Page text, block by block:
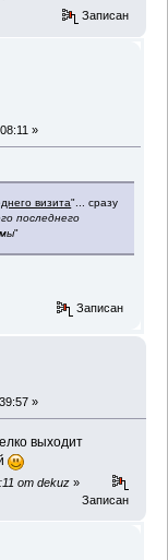
Записан
»
визита"... сразу
последнего
"
Записан
»
выходит
от dekuz »
Записан